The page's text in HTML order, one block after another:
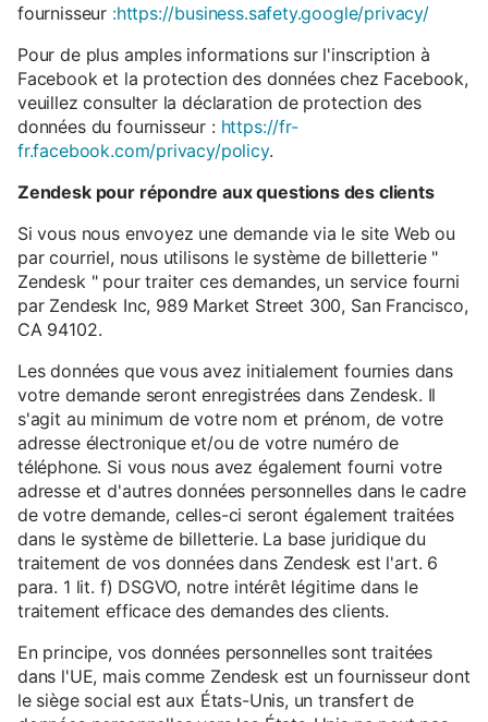
fournisseur :https://business.safety.google/privacy/
Pour de plus amples informations sur l'inscription à
Facebook et la protection des données chez Facebook,
veuillez consulter la déclaration de protection des
données du fournisseur : https://fr-
fr.facebook.com/privacy/policy.
Zendesk pour répondre aux questions des clients
Si vous nous envoyez une demande via le site Web ou
par courriel, nous utilisons le système de billetterie "
Zendesk " pour traiter ces demandes, un service fourni
par Zendesk Inc, 989 Market Street 300, San Francisco,
CA 94102.
Les données que vous avez initialement fournies dans
votre demande seront enregistrées dans Zendesk. Il
s'agit au minimum de votre nom et prénom, de votre
adresse électronique et/ou de votre numéro de
téléphone. Si vous nous avez également fourni votre
adresse et d'autres données personnelles dans le cadre
de votre demande, celles-ci seront également traitées
dans le système de billetterie. La base juridique du
traitement de vos données dans Zendesk est l'art. 6
para. 1 lit. f) DSGVO, notre intérêt légitime dans le
traitement efficace des demandes des clients.
En principe, vos données personnelles sont traitées
dans l'UE, mais comme Zendesk est un fournisseur dont
le siège social est aux États-Unis, un transfert de